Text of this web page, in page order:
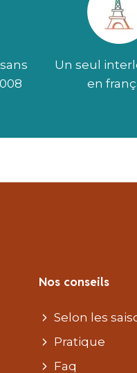
Un seul
en
Nos conseils
Selon les
Pratique
Faq